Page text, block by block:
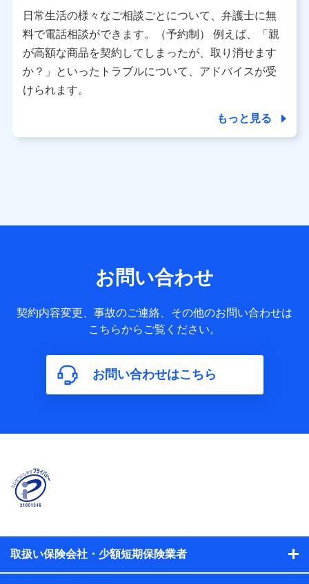
所、dポイント残高、dポイント利用履歴などが含まれます。
利用情報
当社又は株式会社NTTドコモが提供する各種サービスなどの
ご契約・ご利用などに関する情報。例として、当社又は株式
会社NTTドコモが提供する各種サービスのご契約状態・ご利
用履歴インターネット利用時の行動に関する情報、アプリケ
ーション利用時の行動に関する情報、購入されたサービスや
当社又は株式会社NTTドコモが提供する保険関連サービスに
送信履歴などの情報）が含まれます。
約に関する情報。例として、保険契約者及び被保険者の氏
名、住所、生年月日、性別、保険契約者と被保険者の関係、
保険加入の目的、保険商品の内容、保険料、保険料のお支払
年数などの情報、ペットの種類や年齢などの情報などが含ま
れます。
【共同して利用する者の範囲】
株式会社NTTドコモ
当社又は株式会社NTTドコモが提供する保険関連サービスに
おけるユーザ登録受付および管理のため
当社又は株式会社NTTドコモと取引のあるもしくは委託を受
れらに付帯、関連する当社、株式会社NTTドコモおよび提携
会社のサービスを案内、提供するため
日常生活の様々なご相談ごとについて、弁護士に無
料で電話相談ができます。（予約制） 例えば、「親
が高額な商品を契約してしまったが、取り消せます
か？」といったトラブルについて、アドバイスが受
けられます。
もっと見る
お問い合わせ
契約内容変更、事故のご連絡、その他のお問い合わせは
こちらからご覧ください。
お問い合わせはこちら
取扱い保険会社・少額短期保険業者